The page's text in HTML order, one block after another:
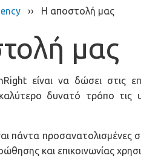
›› Η αποστολή μας
μας
είναι να δώσει στις
δυνατό τρόπο τις
πάντα
και επικοινωνίας